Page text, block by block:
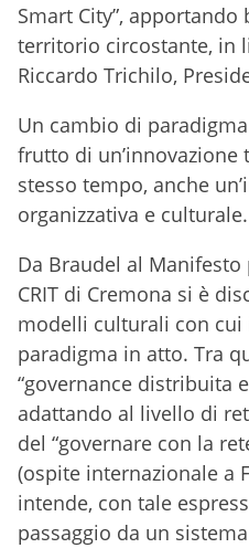
Smart City”,
territorio circostante, in
Riccardo Trichilo,
Un cambio di
frutto di un’innovazione
stesso tempo, anche
organizzativa e culturale.
Da Braudel al Manifesto
CRIT di Cremona si è
modelli culturali con
paradigma in atto. Tra
“governance distribuita
adattando al livello di
del “governare con la
(ospite internazionale a
intende, con tale
passaggio da un